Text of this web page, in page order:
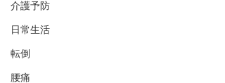
介護予防
日常生活
転倒
腰痛